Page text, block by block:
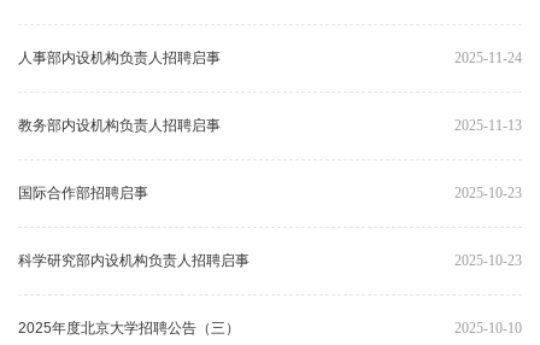
2025-11-24
人事部内设机构负责人招聘启事
2025-11-13
教务部内设机构负责人招聘启事
2025-10-23
国际合作部招聘启事
2025-10-23
科学研究部内设机构负责人招聘启事
2025-10-10
2025年度北京大学招聘公告（三）